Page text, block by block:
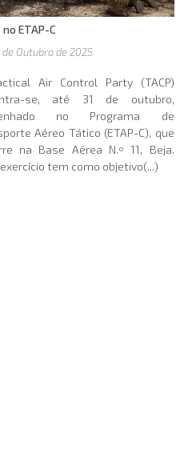
no ETAP-C
de Outubro de 2025
Air Control Party (TACP)
se, até 31 de outubro,
no Programa de
Aéreo Tático (ETAP-C), que
na Base Aérea N.º 11, Beja.
tem como objetivo(...)